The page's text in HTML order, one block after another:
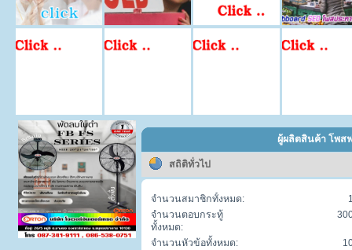
ผู้ผลิตสินค้า โพส
สถิติทั่วไป
จำนวนสมาชิกทั้งหมด:
จำนวนตอบกระทู้
ทั้งหมด:
จำนวนหัวข้อทั้งหมด: